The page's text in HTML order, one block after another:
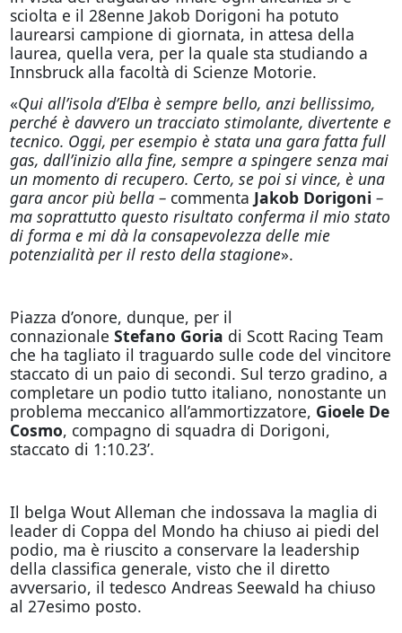
sciolta e il 28enne Jakob Dorigoni ha potuto
laurearsi campione di giornata, in attesa della
laurea, quella vera, per la quale sta studiando a
Innsbruck alla facoltà di Scienze Motorie.
«Qui all’isola d’Elba è sempre bello, anzi bellissimo,
perché è davvero un tracciato stimolante, divertente e
tecnico. Oggi, per esempio è stata una gara fatta full
gas, dall’inizio alla fine, sempre a spingere senza mai
un momento di recupero. Certo, se poi si vince, è una
gara ancor più bella – commenta Jakob Dorigoni –
ma soprattutto questo risultato conferma il mio stato
di forma e mi dà la consapevolezza delle mie
potenzialità per il resto della stagione».
Piazza d’onore, dunque, per il
connazionale Stefano Goria di Scott Racing Team
che ha tagliato il traguardo sulle code del vincitore
staccato di un paio di secondi. Sul terzo gradino, a
completare un podio tutto italiano, nonostante un
problema meccanico all’ammortizzatore, Gioele De
Cosmo, compagno di squadra di Dorigoni,
staccato di 1:10.23’.
Il belga Wout Alleman che indossava la maglia di
leader di Coppa del Mondo ha chiuso ai piedi del
podio, ma è riuscito a conservare la leadership
della classifica generale, visto che il diretto
avversario, il tedesco Andreas Seewald ha chiuso
al 27esimo posto.